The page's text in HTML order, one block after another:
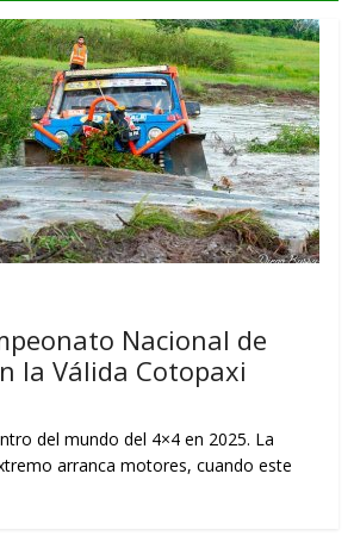
Nacional de
la Válida Cotopaxi
del mundo del 4×4 en 2025. La
arranca motores, cuando este